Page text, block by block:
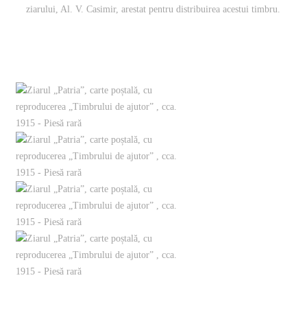
ziarului, Al. V. Casimir, arestat pentru distribuirea acestui timbru.